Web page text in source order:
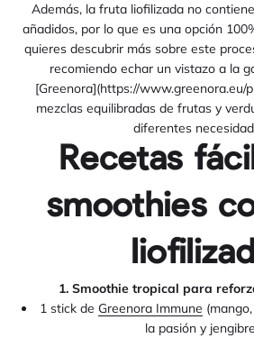
Además, la fruta liofilizada no
añadidos, por lo que es una opción
quieres descubrir más sobre este
recomiendo echar un vistazo a la
[Greenora](https://www.greenora.eu/
mezclas equilibradas de frutas y
diferentes
Recetas
smoothies
1. Smoothie tropical para
1 stick de Greenora Immune
la pasión y